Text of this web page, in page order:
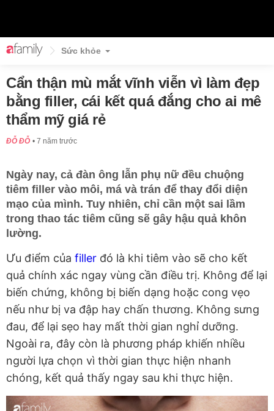
Sức khỏe
Cẩn thận mù mắt vĩnh viễn vì làm đẹp
bằng filler, cái kết quá đắng cho ai mê
thẩm mỹ giá rẻ
ĐỖ ĐỖ 7 năm trước
Ngày nay, cả đàn ông lẫn phụ nữ đều chuộng
tiêm filler vào môi, má và trán để thay đổi diện
mạo của mình. Tuy nhiên, chỉ cần một sai lầm
trong thao tác tiêm cũng sẽ gây hậu quả khôn
lường.
Ưu điểm của filler đó là khi tiêm vào sẽ cho kết
quả chính xác ngay vùng cần điều trị. Không để lại
biến chứng, không bị biến dạng hoặc cong vẹo
nếu như bị va đập hay chấn thương. Không sưng
đau, để lại sẹo hay mất thời gian nghỉ dưỡng.
Ngoài ra, đây còn là phương pháp khiến nhiều
người lựa chọn vì thời gian thực hiện nhanh
chóng, kết quả thấy ngay sau khi thực hiện.